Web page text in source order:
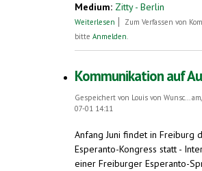
Medium: Zitty - Berlin
Weiterlesen über Pigor singt, Benedikt
Zum Verfassen von
bitte Anmelden.
Kommunikation auf
Gespeichert von Louis von Wunsc...
07-01 14:11
Anfang Juni findet in Freiburg
Esperanto-Kongress statt -
einer Freiburger Esperanto-